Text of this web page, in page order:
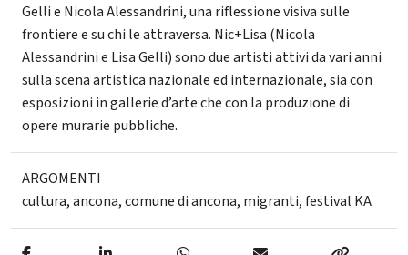
Gelli e Nicola Alessandrini, una riflessione visiva sulle
frontiere e su chi le attraversa. Nic+Lisa (Nicola
Alessandrini e Lisa Gelli) sono due artisti attivi da vari anni
sulla scena artistica nazionale ed internazionale, sia con
esposizioni in gallerie d’arte che con la produzione di
opere murarie pubbliche.
ARGOMENTI
cultura,ancona,comune di ancona, migranti,festival KA